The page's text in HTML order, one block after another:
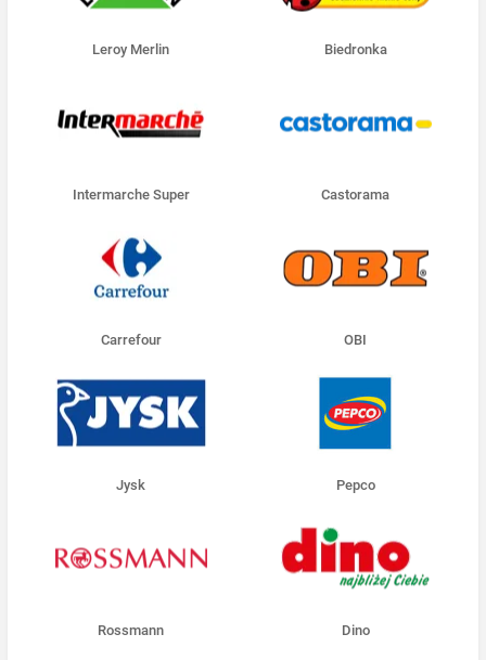
Leroy Merlin Biedronka
Intermarche Super Castorama
Carrefour OBI
Jysk Pepco
Rossmann Dino